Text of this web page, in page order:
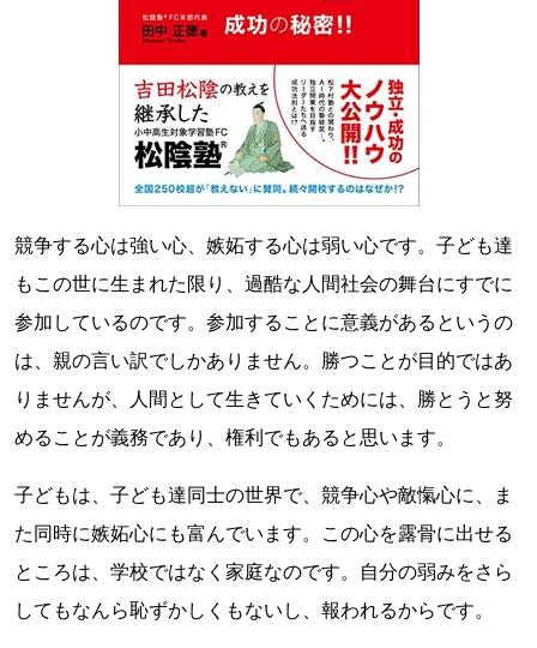
競争する心は強い心、嫉妬する心は弱い心です。子ども達
もこの世に生まれた限り、過酷な人間社会の舞台にすでに
参加しているのです。参加することに意義があるというの
は、親の言い訳でしかありません。勝つことが目的ではあ
りませんが、人間として生きていくためには、勝とうと努
めることが義務であり、権利でもあると思います。
子どもは、子ども達同士の世界で、競争心や敵愾心に、ま
た同時に嫉妬心にも富んでいます。この心を露骨に出せる
ところは、学校ではなく家庭なのです。自分の弱みをさら
してもなんら恥ずかしくもないし、報われるからです。